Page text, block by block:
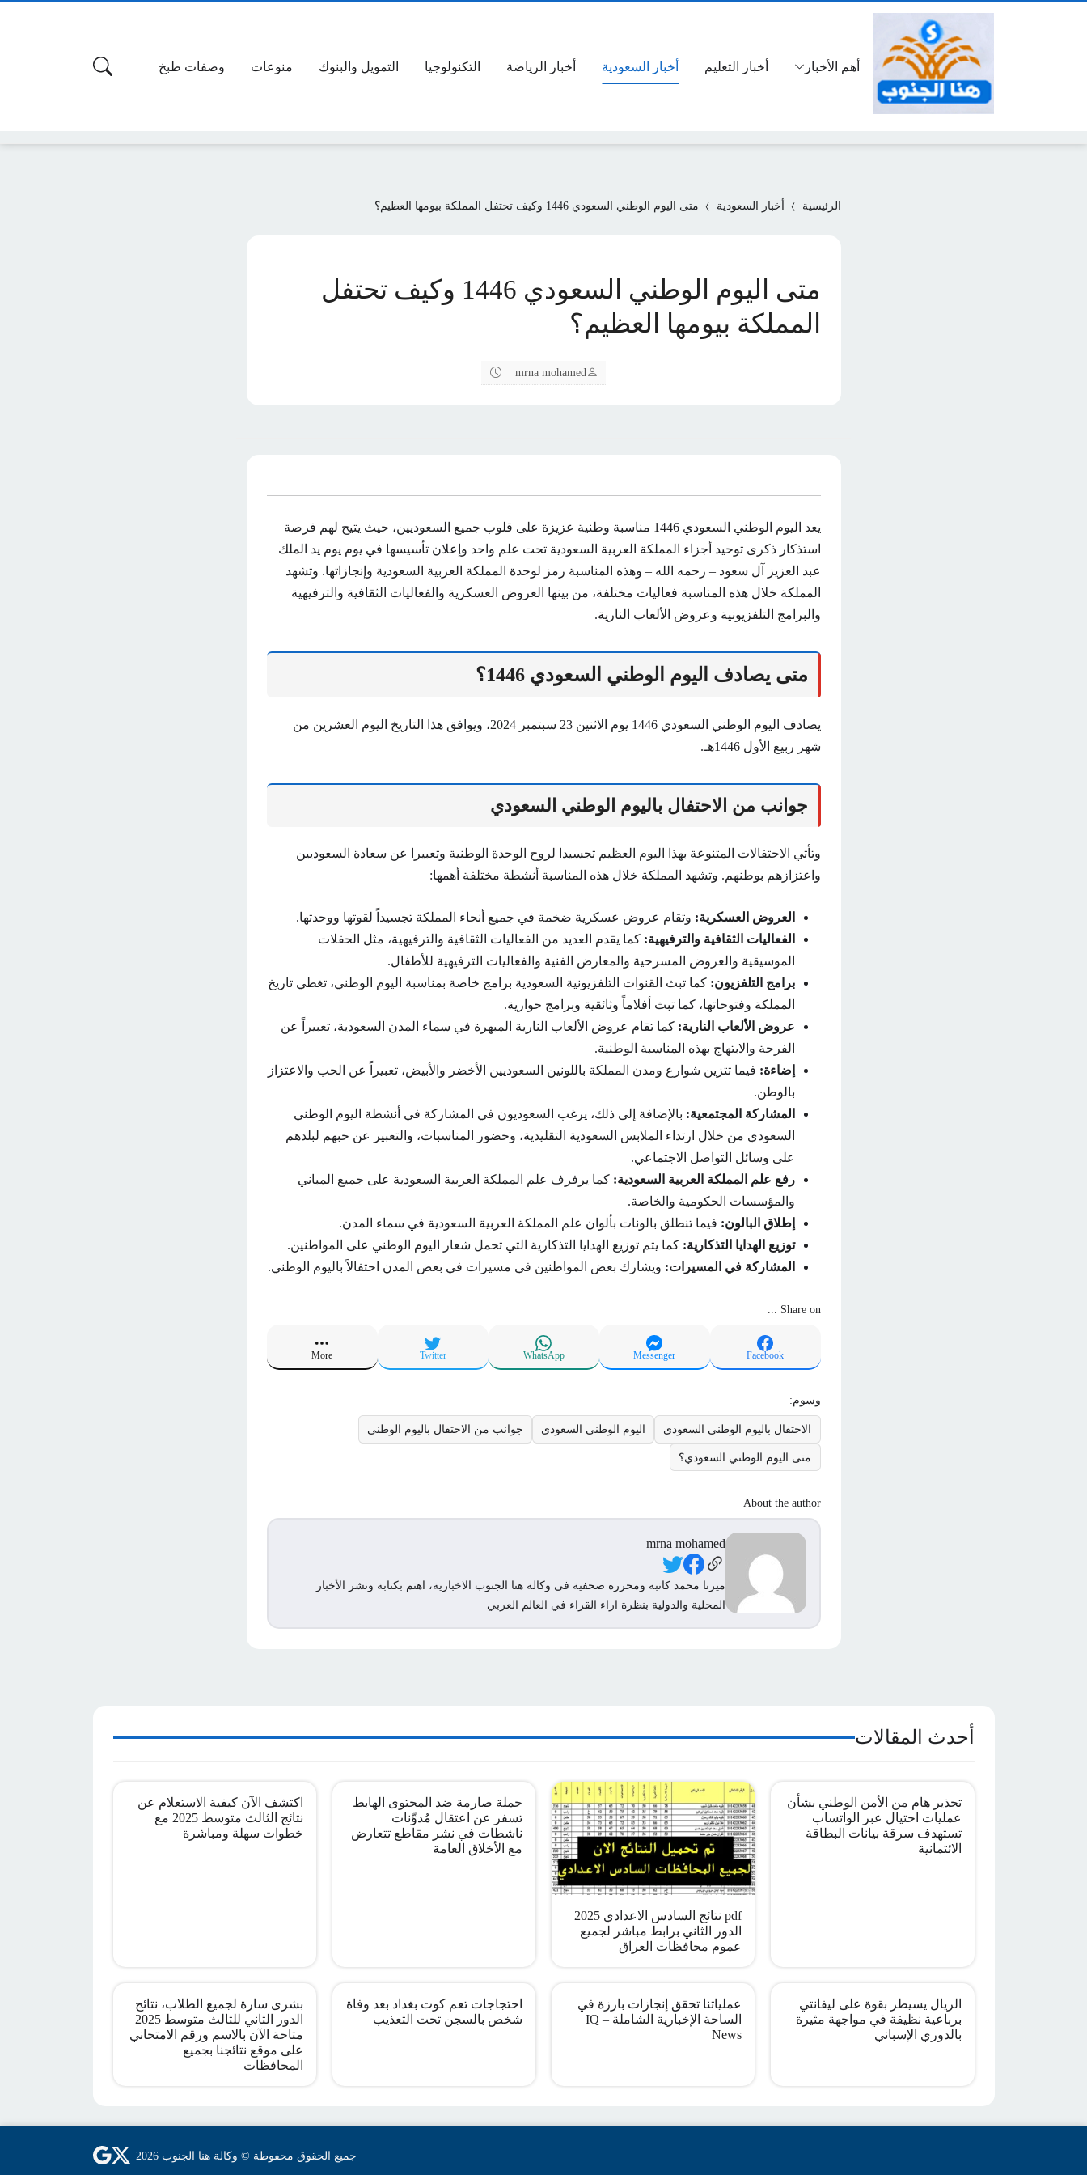
أهم الأخبار أخبار التعليم أخبار السعودية أخبار الرياضة التكنولوجيا التمويل والبنوك منوعات وصفات طبخ
الرئيسية أخبار السعودية متى اليوم الوطني السعودي 1446 وكيف تحتفل المملكة بيومها العظيم؟
متى اليوم الوطني السعودي 1446 وكيف تحتفل
المملكة بيومها العظيم؟
mrna mohamed
يعد اليوم الوطني السعودي 1446 مناسبة وطنية عزيزة على قلوب جميع السعوديين، حيث يتيح لهم فرصة
استذكار ذكرى توحيد أجزاء المملكة العربية السعودية تحت علم واحد وإعلان تأسيسها في يوم يوم يد الملك
عبد العزيز آل سعود – رحمه الله – وهذه المناسبة رمز لوحدة المملكة العربية السعودية وإنجازاتها. وتشهد
المملكة خلال هذه المناسبة فعاليات مختلفة، من بينها العروض العسكرية والفعاليات الثقافية والترفيهية
والبرامج التلفزيونية وعروض الألعاب النارية.
متى يصادف اليوم الوطني السعودي 1446؟
يصادف اليوم الوطني السعودي 1446 يوم الاثنين 23 سبتمبر 2024، ويوافق هذا التاريخ اليوم العشرين من
شهر ربيع الأول 1446هـ.
جوانب من الاحتفال باليوم الوطني السعودي
وتأتي الاحتفالات المتنوعة بهذا اليوم العظيم تجسيدا لروح الوحدة الوطنية وتعبيرا عن سعادة السعوديين
واعتزازهم بوطنهم. وتشهد المملكة خلال هذه المناسبة أنشطة مختلفة أهمها:
العروض العسكرية: وتقام عروض عسكرية ضخمة في جميع أنحاء المملكة تجسيداً لقوتها ووحدتها.
الفعاليات الثقافية والترفيهية: كما يقدم العديد من الفعاليات الثقافية والترفيهية، مثل الحفلات
الموسيقية والعروض المسرحية والمعارض الفنية والفعاليات الترفيهية للأطفال.
برامج التلفزيون: كما تبث القنوات التلفزيونية السعودية برامج خاصة بمناسبة اليوم الوطني، تغطي تاريخ
المملكة وفتوحاتها، كما تبث أفلاماً وثائقية وبرامج حوارية.
عروض الألعاب النارية: كما تقام عروض الألعاب النارية المبهرة في سماء المدن السعودية، تعبيراً عن
الفرحة والابتهاج بهذه المناسبة الوطنية.
إضاءة: فيما تتزين شوارع ومدن المملكة باللونين السعوديين الأخضر والأبيض، تعبيراً عن الحب والاعتزاز
بالوطن.
المشاركة المجتمعية: بالإضافة إلى ذلك، يرغب السعوديون في المشاركة في أنشطة اليوم الوطني
السعودي من خلال ارتداء الملابس السعودية التقليدية، وحضور المناسبات، والتعبير عن حبهم لبلدهم
على وسائل التواصل الاجتماعي.
رفع علم المملكة العربية السعودية:كما يرفرف علم المملكة العربية السعودية على جميع المباني
والمؤسسات الحكومية والخاصة.
إطلاق البالون: فيما تنطلق بالونات بألوان علم المملكة العربية السعودية في سماء المدن.
توزيع الهدايا التذكارية: كما يتم توزيع الهدايا التذكارية التي تحمل شعار اليوم الوطني على المواطنين.
المشاركة في المسيرات: ويشارك بعض المواطنين في مسيرات في بعض المدن احتفالاً باليوم الوطني.
Share on ...
Facebook
Messenger
WhatsApp
Twitter
More
وسوم:
الاحتفال باليوم الوطني السعودي اليوم الوطني السعودي جوانب من الاحتفال باليوم الوطني
متى اليوم الوطني السعودي؟
About the author
mrna mohamed
Social Links
ميرنا محمد كاتبه ومحرره صحفية فى وكالة هنا الجنوب الاخبارية، اهتم بكتابة ونشر الأخبار
المحلية والدولية بنظرة اراء القراء في العالم العربي
أحدث المقالات
تحذير هام من الأمن الوطني بشأن
عمليات احتيال عبر الواتساب
تستهدف سرقة بيانات البطاقة
الائتمانية
pdf نتائج السادس الاعدادي 2025
الدور الثاني برابط مباشر لجميع
عموم محافظات العراق
حملة صارمة ضد المحتوى الهابط
تسفر عن اعتقال مُدوِّنات
ناشطات في نشر مقاطع تتعارض
مع الأخلاق العامة
اكتشف الآن كيفية الاستعلام عن
نتائج الثالث متوسط 2025 مع
خطوات سهلة ومباشرة
الريال يسيطر بقوة على ليفانتي
برباعية نظيفة في مواجهة مثيرة
بالدوري الإسباني
عملياتنا تحقق إنجازات بارزة في
الساحة الإخبارية الشاملة – IQ
News
احتجاجات تعم كوت بغداد بعد وفاة
شخص بالسجن تحت التعذيب
بشرى سارة لجميع الطلاب، نتائج
الدور الثاني للثالث متوسط 2025
متاحة الآن بالاسم ورقم الامتحاني
على موقع نتائجنا بجميع
المحافظات
جميع الحقوق محفوظة © وكالة هنا الجنوب 2026
Social Links